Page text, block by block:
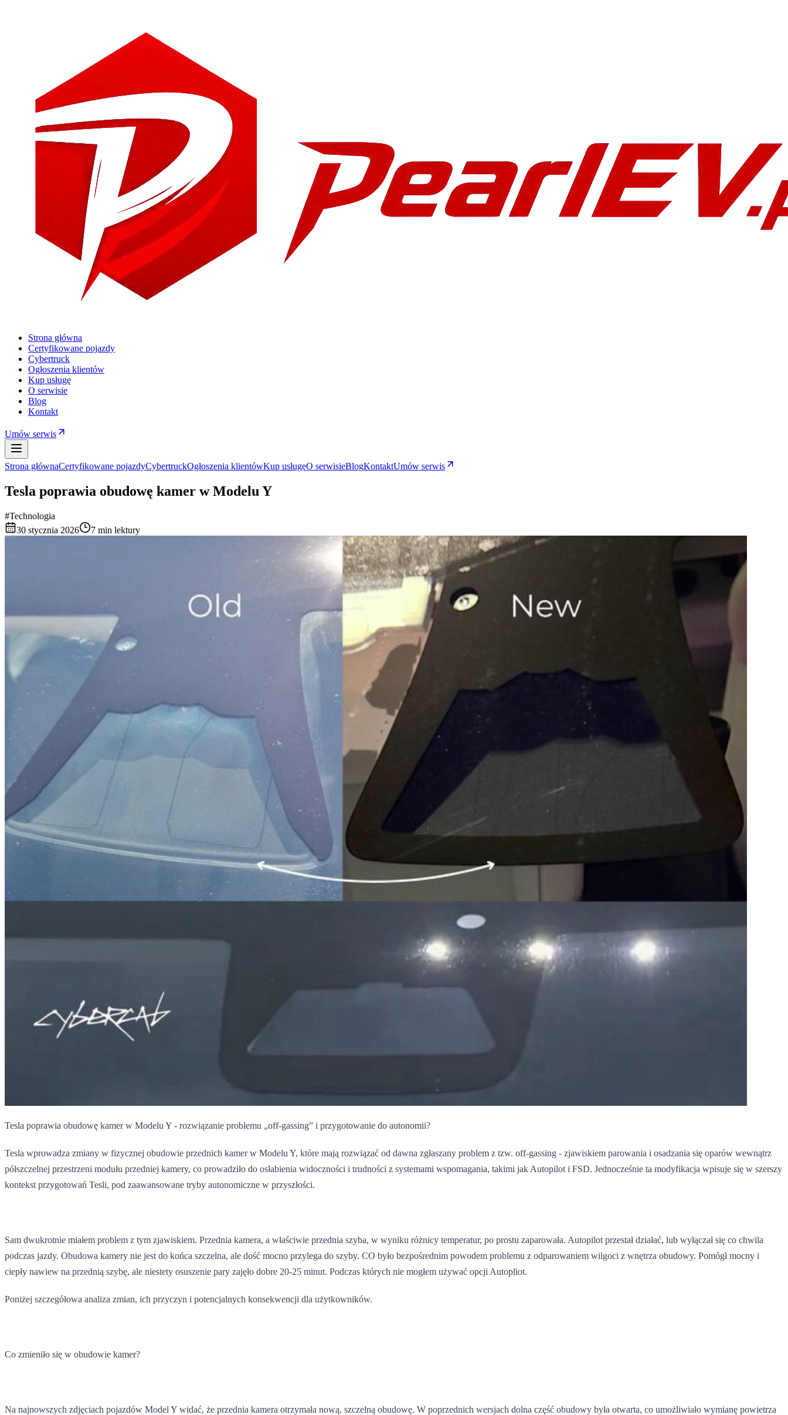
Strona główna
Certyfikowane pojazdy
Cybertruck
Ogłoszenia klientów
Kup usługę
O serwisie
Blog
Kontakt
Umów serwis
Strona głównaCertyfikowane pojazdyCybertruckOgłoszenia klientówKup usługęO serwisieBlogKontaktUmów serwis
Tesla poprawia obudowę kamer w Modelu Y
#Technologia
30 stycznia 2026
7 min lektury
Tesla poprawia obudowę kamer w Modelu Y - rozwiązanie problemu „off-gassing” i przygotowanie do autonomii?
Tesla wprowadza zmiany w fizycznej obudowie przednich kamer w Modelu Y, które mają rozwiązać od dawna zgłaszany problem z tzw. off-gassing - zjawiskiem parowania i osadzania się oparów wewnątrz
półszczelnej przestrzeni modułu przedniej kamery, co prowadziło do osłabienia widoczności i trudności z systemami wspomagania, takimi jak Autopilot i FSD. Jednocześnie ta modyfikacja wpisuje się w szerszy
kontekst przygotowań Tesli, pod zaawansowane tryby autonomiczne w przyszłości.
Sam dwukrotnie miałem problem z tym zjawiskiem. Przednia kamera, a właściwie przednia szyba, w wyniku różnicy temperatur, po prostu zaparowała. Autopilot przestał działać, lub wyłączał się co chwila
podczas jazdy. Obudowa kamery nie jest do końca szczelna, ale dość mocno przylega do szyby. CO było bezpośrednim powodem problemu z odparowaniem wilgoci z wnętrza obudowy. Pomógł mocny i
ciepły nawiew na przednią szybę, ale niestety osuszenie pary zajęło dobre 20-25 minut. Podczas których nie mogłem używać opcji Autopliot.
Poniżej szczegółowa analiza zmian, ich przyczyn i potencjalnych konsekwencji dla użytkowników.
Co zmieniło się w obudowie kamer?
Na najnowszych zdjęciach pojazdów Model Y widać, że przednia kamera otrzymała nową, szczelną obudowę. W poprzednich wersjach dolna część obudowy była otwarta, co umożliwiało wymianę powietrza